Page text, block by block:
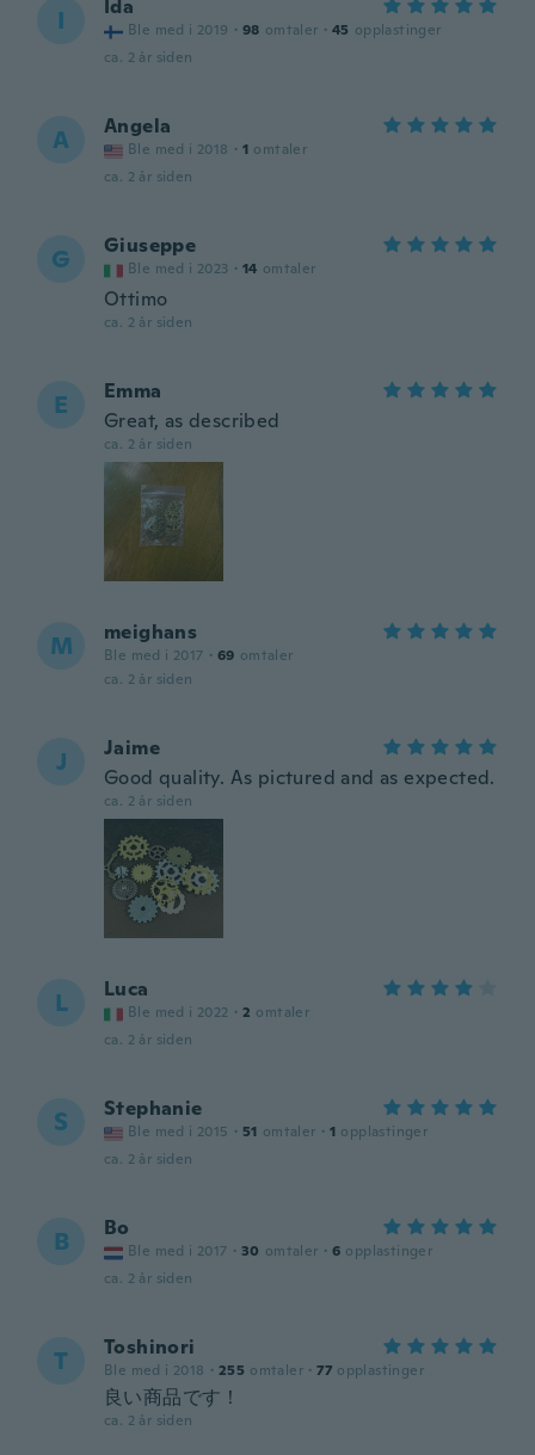
I Ida
Ble med i 2019 · 98 omtaler · 45 opplastinger
ca. 2 år siden
A Angela
Ble med i 2018 · 1 omtaler
ca. 2 år siden
G Giuseppe
Ble med i 2023 · 14 omtaler
Ottimo
ca. 2 år siden
E
Emma
Great, as described
ca. 2 år siden
M meighans
Ble med i 2017 · 69 omtaler
ca. 2 år siden
J
Jaime
Good quality. As pictured and as expected.
ca. 2 år siden
L Luca
Ble med i 2022 · 2 omtaler
ca. 2 år siden
S Stephanie
Ble med i 2015 · 51 omtaler · 1 opplastinger
ca. 2 år siden
B Bo
Ble med i 2017 · 30 omtaler · 6 opplastinger
ca. 2 år siden
T Toshinori
Ble med i 2018 · 255 omtaler · 77 opplastinger
良い商品です！
ca. 2 år siden